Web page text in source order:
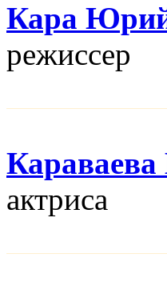
Кара
режисcер
актриса